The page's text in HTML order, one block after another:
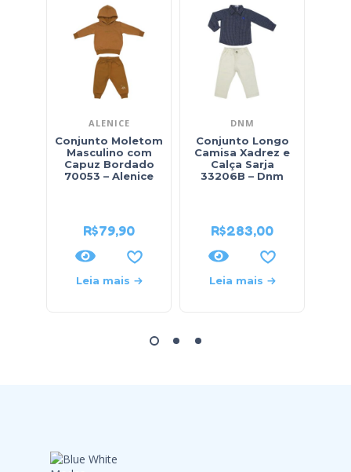
ALENICE
Conjunto Moletom
Masculino com
Capuz Bordado
70053 – Alenice
R$79,90
Leia mais
DNM
Conjunto Longo
Camisa Xadrez e
Calça Sarja
33206B – Dnm
R$283,00
Leia mais